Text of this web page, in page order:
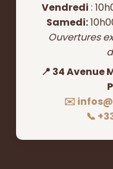
Vendredi :
Samedi:
Ouvertures
📍 34
✉️
📞